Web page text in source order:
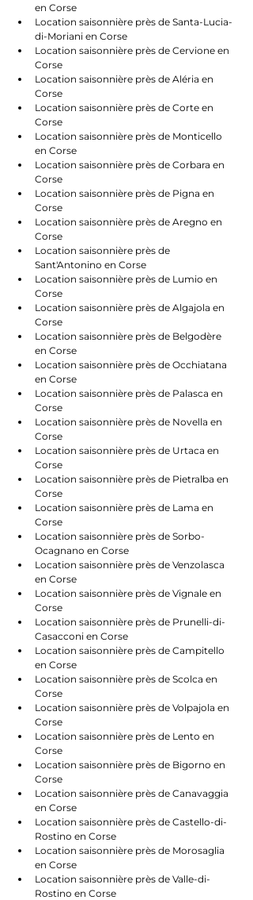
en Corse
Location saisonnière près de Santa-Lucia-
di-Moriani en Corse
Location saisonnière près de Cervione en
Corse
Location saisonnière près de Aléria en
Corse
Location saisonnière près de Corte en
Corse
Location saisonnière près de Monticello
en Corse
Location saisonnière près de Corbara en
Corse
Location saisonnière près de Pigna en
Corse
Location saisonnière près de Aregno en
Corse
Location saisonnière près de
Sant'Antonino en Corse
Location saisonnière près de Lumio en
Corse
Location saisonnière près de Algajola en
Corse
Location saisonnière près de Belgodère
en Corse
Location saisonnière près de Occhiatana
en Corse
Location saisonnière près de Palasca en
Corse
Location saisonnière près de Novella en
Corse
Location saisonnière près de Urtaca en
Corse
Location saisonnière près de Pietralba en
Corse
Location saisonnière près de Lama en
Corse
Location saisonnière près de Sorbo-
Ocagnano en Corse
Location saisonnière près de Venzolasca
en Corse
Location saisonnière près de Vignale en
Corse
Location saisonnière près de Prunelli-di-
Casacconi en Corse
Location saisonnière près de Campitello
en Corse
Location saisonnière près de Scolca en
Corse
Location saisonnière près de Volpajola en
Corse
Location saisonnière près de Lento en
Corse
Location saisonnière près de Bigorno en
Corse
Location saisonnière près de Canavaggia
en Corse
Location saisonnière près de Castello-di-
Rostino en Corse
Location saisonnière près de Morosaglia
en Corse
Location saisonnière près de Valle-di-
Rostino en Corse